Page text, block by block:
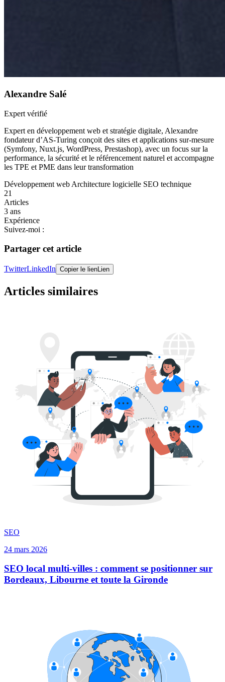
Alexandre Salé
Expert vérifié
Expert en développement web et stratégie digitale, Alexandre
fondateur d’AS-Turing conçoit des sites et applications sur-mesure
(Symfony, Nuxt.js, WordPress, Prestashop), avec un focus sur la
performance, la sécurité et le référencement naturel et accompagne
les TPE et PME dans leur transformation
Développement web Architecture logicielle SEO technique
21
Articles
3 ans
Expérience
Suivez-moi :
Partager cet article
TwitterLinkedIn Copier le lien Lien
Articles similaires
SEO
24 mars 2026
SEO local multi-villes : comment se positionner sur
Bordeaux, Libourne et toute la Gironde